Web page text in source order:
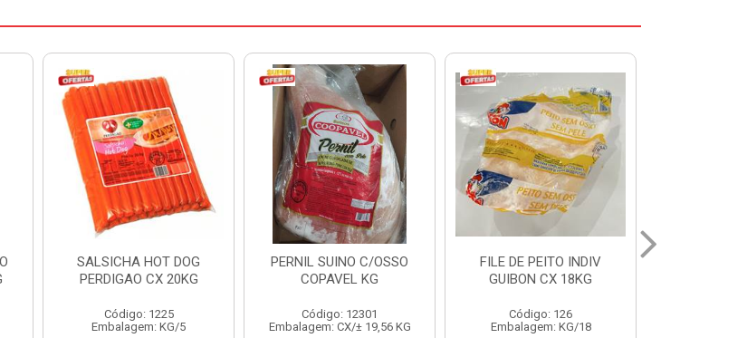
PERNIL SUINO C/OSSO
COPAVEL KG
Código: 12301
Embalagem: CX/± 19,56 KG
FILE DE PEITO INDIV
GUIBON CX 18KG
Código: 126
Embalagem: KG/18
HAMBURGUER BOVINO
PERDIGAO CX 2,016KG
Código: 1263
Embalagem: CX/1